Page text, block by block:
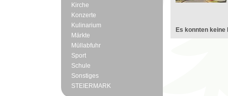
Kirche
Konzerte
Kulinarium
Märkte
Müllabfuhr
Sport
Schule
Sonstiges
STEIERMARK
Es konnten keine